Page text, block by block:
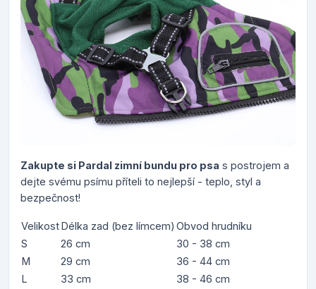
Zakupte si Pardal zimní bundu pro psa s postrojem a
dejte svému psímu příteli to nejlepší - teplo, styl a
bezpečnost!
VelikostDélka zad (bez límcem) Obvod hrudníku
S
26 cm
30 - 38 cm
M
29 cm
36 - 44 cm
L
33 cm
38 - 46 cm